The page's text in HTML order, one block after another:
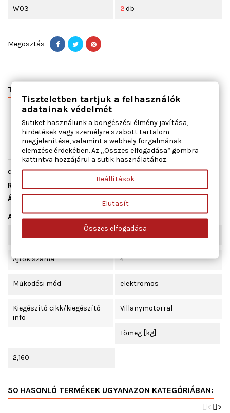
W03 2db
Megosztás
TERMÉK RÉSZLETEI
Cikkszám01.6837
Raktáron
Állapot
Adatlap
bal első
Ajtók száma 4
Működési mód elektromos
Kiegészítő cikk/kiegészítő
info
Villanymotorral
Tömeg [kg]
2,160
50 HASONLÓ TERMÉKEK UGYANAZON KATEGÓRIÁBAN:
>
<
Tiszteletben tartjuk a felhasználók
adatainak védelmét
Sütiket használunk a böngészési élmény javítása,
hirdetések vagy személyre szabott tartalom
megjelenítése, valamint a webhely forgalmának
elemzése érdekében. Az „Összes elfogadása” gombra
kattintva hozzájárul a sütik használatához.
Beállítások
Elutasít
Összes elfogadása